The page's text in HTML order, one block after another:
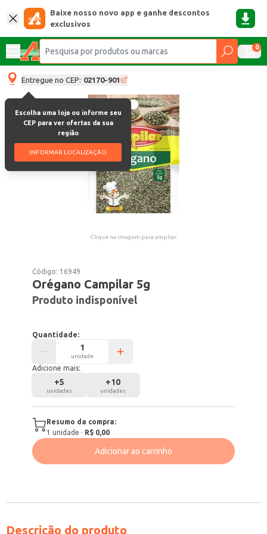
Baixe nosso novo app e ganhe descontos
exclusivos
0
Entregue no CEP: 02170-901
Escolha uma loja ou informe seu
CEP para ver ofertas da sua
região
INFORMAR LOCALIZAÇÃO
Clique na imagem para ampliar.
Código: 16949
Orégano Campilar 5g
Produto indisponível
Quantidade:
unidade
Adicione mais:
+5
unidades
+10
unidades
Resumo da compra:
1 unidade · R$ 0,00
Adicionar ao carrinho
Descrição do produto